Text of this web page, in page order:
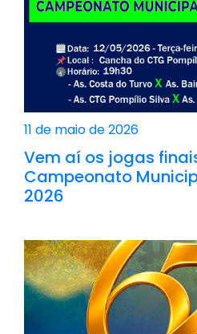
11 de maio de 2026
Vem aí os jogas
Campeonato
2026